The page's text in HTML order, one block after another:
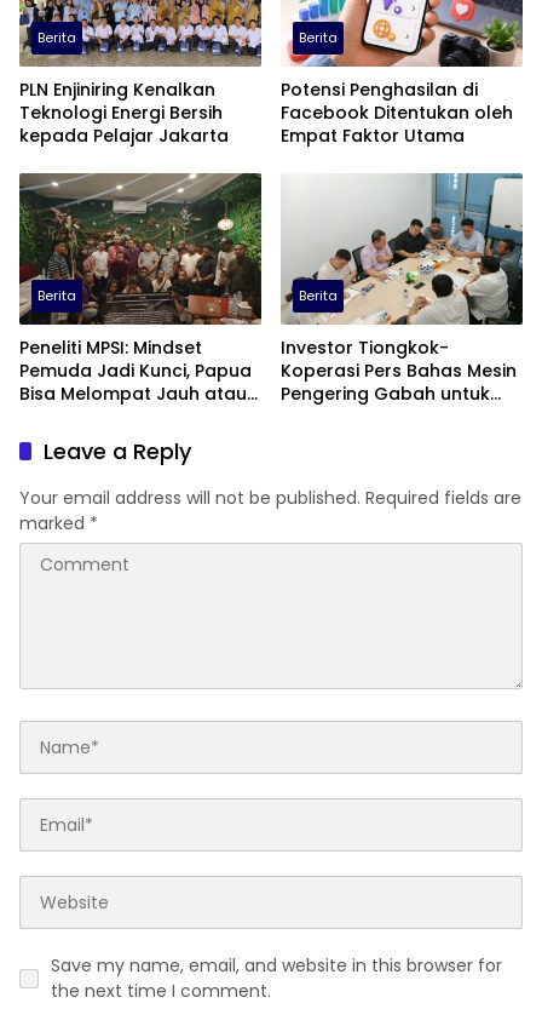
Berita
PLN Enjiniring Kenalkan
Teknologi Energi Bersih
kepada Pelajar Jakarta
Berita
Potensi Penghasilan di
Facebook Ditentukan oleh
Empat Faktor Utama
Berita
Peneliti MPSI: Mindset
Pemuda Jadi Kunci, Papua
Bisa Melompat Jauh atau
Berita
Investor Tiongkok-
Koperasi Pers Bahas Mesin
Pengering Gabah untuk
Leave a Reply
Your email address will not be published. Required fields are
marked *
Save my name, email, and website in this browser for
the next time I comment.